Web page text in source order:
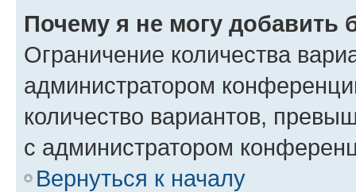
Почему я не могу добавить
Ограничение количества
администратором
количество вариантов,
с администратором
Вернуться к началу